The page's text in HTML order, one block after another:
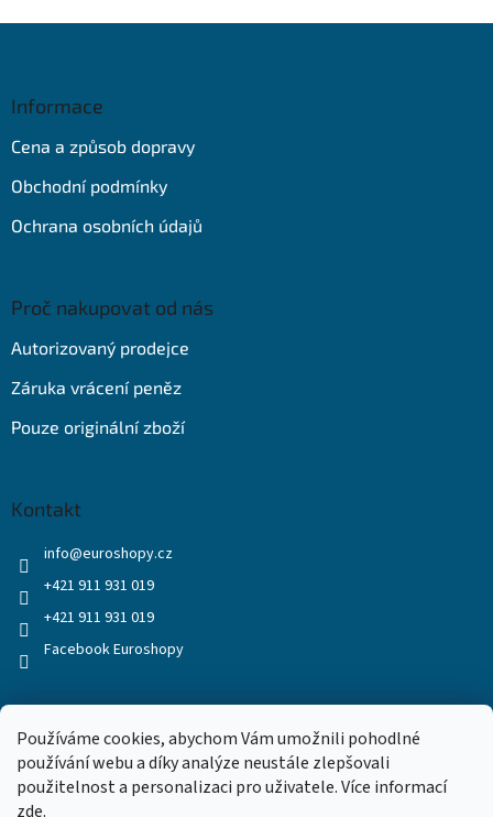
Používáme cookies, abychom Vám umožnili pohodlné
používání webu a díky analýze neustále zlepšovali
použitelnost a personalizaci pro uživatele. Více informací
zde.
Informace
Cena a způsob dopravy
Obchodní podmínky
Ochrana osobních údajů
Proč nakupovat od nás
Autorizovaný prodejce
Záruka vrácení peněz
Pouze originální zboží
Kontakt
info@euroshopy.cz
+421 911 931 019
+421 911 931 019
Facebook Euroshopy